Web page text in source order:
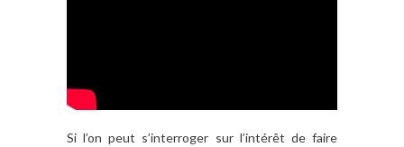
Si l’on peut s’interroger sur l’intérêt de faire